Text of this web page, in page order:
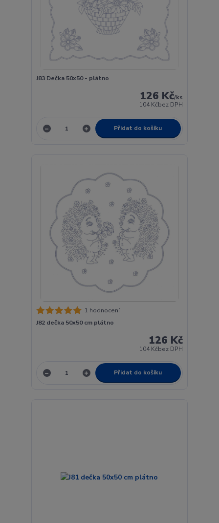
J83 Dečka 50x50 - plátno
126 Kč/ks
104 Kčbez DPH
Přidat do košíku
1 hodnocení
J82 dečka 50x50 cm plátno
126 Kč
104 Kčbez DPH
Přidat do košíku